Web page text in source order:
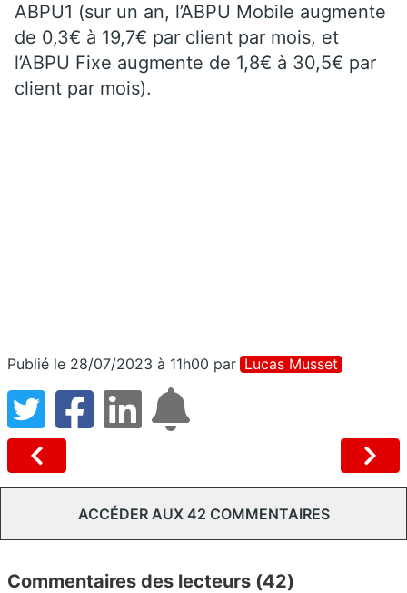
ABPU1 (sur un an, l’ABPU Mobile augmente
de 0,3€ à 19,7€ par client par mois, et
l’ABPU Fixe augmente de 1,8€ à 30,5€ par
client par mois).
Publié le 28/07/2023 à 11h00 par Lucas Musset
ACCÉDER AUX 42 COMMENTAIRES
Commentaires des lecteurs (42)